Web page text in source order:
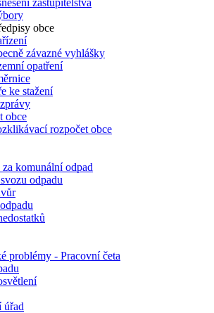
zastupitelstva
obce
závazné vyhlášky
opatření
ke stažení
obce
rozpočet obce
komunální odpad
odpadu
problémy - Pracovní četa
úřad